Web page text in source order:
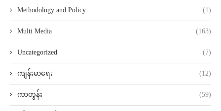
Methodology and Policy (1)
Multi Media (163)
Uncategorized (7)
ကျန်းမာရေး (12)
ကာတွန်း (59)